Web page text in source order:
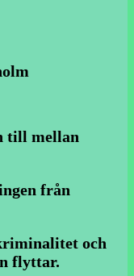
till mellan
från
och
flyttar.